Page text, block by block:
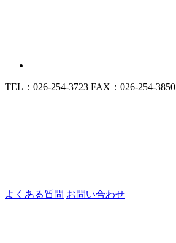
TEL：026-254-3723 FAX：026-254-3850
よくある質問 お問い合わせ